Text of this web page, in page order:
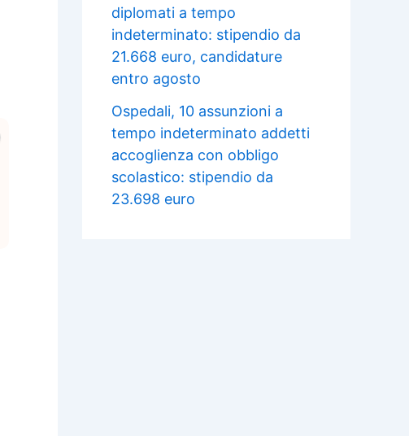
diplomati a tempo
indeterminato: stipendio da
21.668 euro, candidature
entro agosto
Ospedali, 10 assunzioni a
tempo indeterminato addetti
accoglienza con obbligo
scolastico: stipendio da
23.698 euro